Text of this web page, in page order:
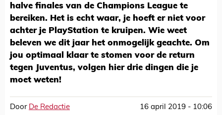
halve finales van de Champions League te
bereiken. Het is echt waar, je hoeft er niet voor
achter je PlayStation te kruipen. Wie weet
beleven we dit jaar het onmogelijk geachte. Om
jou optimaal klaar te stomen voor de return
tegen Juventus, volgen hier drie dingen die je
moet weten!
Door De Redactie 16 april 2019 - 10:06